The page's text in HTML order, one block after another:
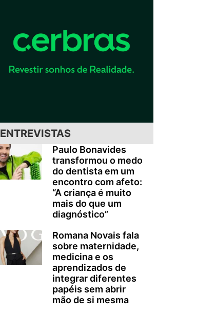
ENTREVISTAS
Paulo Bonavides
transformou o medo
do dentista em um
encontro com afeto:
“A criança é muito
mais do que um
diagnóstico”
Romana Novais fala
sobre maternidade,
medicina e os
aprendizados de
integrar diferentes
papéis sem abrir
mão de si mesma